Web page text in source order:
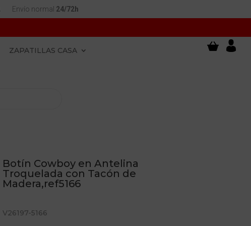
Envío normal 24/72h
ZAPATILLAS CASA
Botín Cowboy en Antelina
Troquelada con Tacón de
Madera,ref5166
V26197-5166